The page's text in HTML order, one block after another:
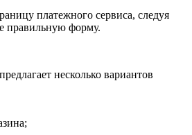
платежного сервиса, следуя
правильную форму.
несколько вариантов